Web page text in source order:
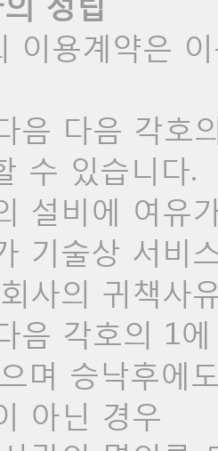
이용계약은
음 다음 각호
수 있습니다.
설비에 여유
술상 서비
의 귀책사
음 각호의 1
며 승낙후에
아닌 경우